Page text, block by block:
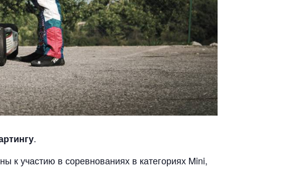
.
к участию в соревнованиях в категориях Mini,